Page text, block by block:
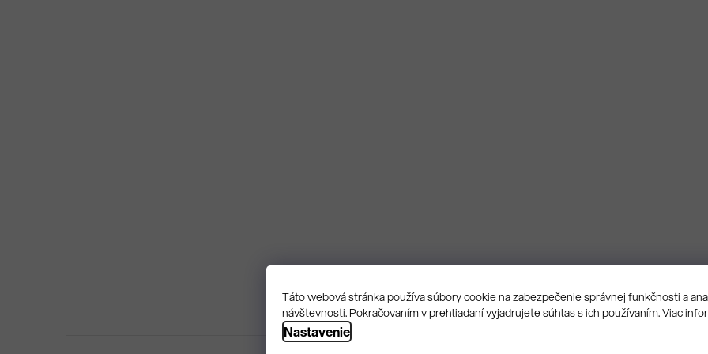
Táto webová stránka používa súbory cookie na zabezpečenie správnej funkčnosti a
návštevnosti. Pokračovaním v prehliadaní vyjadrujete súhlas s ich používaním. Viac
Nastavenie